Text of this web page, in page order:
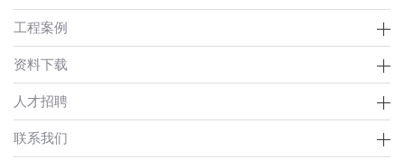
工程案例
资料下载
人才招聘
联系我们